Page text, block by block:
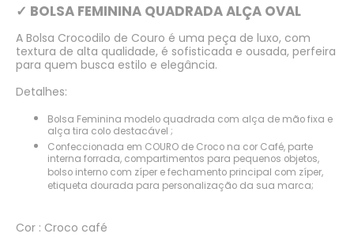
✓ BOLSA FEMININA QUADRADA ALÇA OVAL
A Bolsa Crocodilo de Couro é uma peça de luxo, com
textura de alta qualidade, é sofisticada e ousada, perfeira
para quem busca estilo e elegância.
Detalhes:
Bolsa Feminina modelo quadrada com alça de mão fixa e
alça tira colo destacável ;
Confeccionada em COURO de Croco na cor Café, parte
interna forrada, compartimentos para pequenos objetos,
bolso interno com zíper e fechamento principal com zíper,
etiqueta dourada para personalização da sua marca;
Cor : Croco café